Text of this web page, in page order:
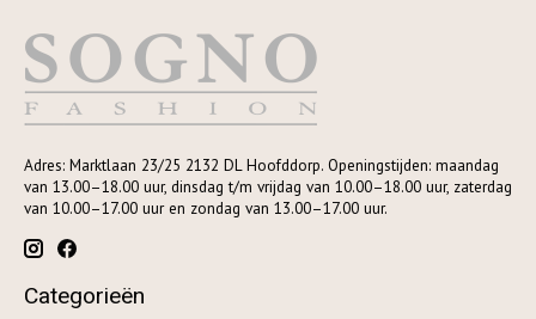
Adres: Marktlaan 23/25 2132 DL Hoofddorp. Openingstijden: maandag
van 13.00–18.00 uur, dinsdag t/m vrijdag van 10.00–18.00 uur, zaterdag
van 10.00–17.00 uur en zondag van 13.00–17.00 uur.
Categorieën